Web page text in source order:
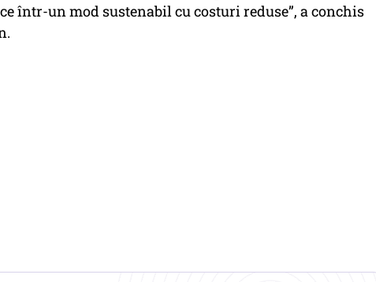
într-un mod sustenabil cu costuri reduse”, a conchis